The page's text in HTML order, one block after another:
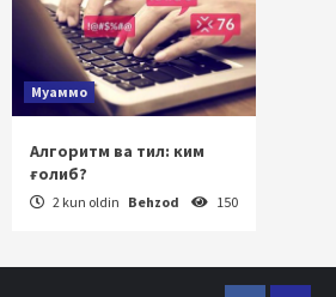
Муаммо
Алгоритм ва тил: ким
ғолиб?
2 kun oldin Behzod 150